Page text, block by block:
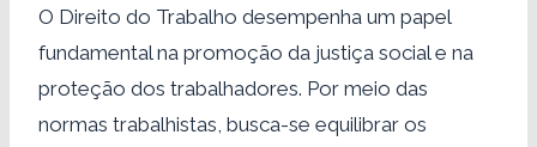
O Direito do Trabalho desempenha um papel
fundamental na promoção da justiça social e na
proteção dos trabalhadores. Por meio das
normas trabalhistas, busca-se equilibrar os